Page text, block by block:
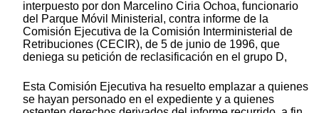
interpuesto por don Marcelino Ciria Ochoa, funcionario
del Parque Móvil Ministerial, contra informe de la
Comisión Ejecutiva de la Comisión Interministerial de
Retribuciones (CECIR), de 5 de junio de 1996, que
deniega su petición de reclasificación en el grupo D,
Esta Comisión Ejecutiva ha resuelto emplazar a quienes
se hayan personado en el expediente y a quienes